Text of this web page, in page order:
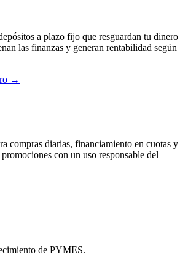
a plazo fijo que resguardan tu dinero
las finanzas y generan rentabilidad según
→
compras diarias, financiamiento en cuotas y
con un uso responsable del
de PYMES.